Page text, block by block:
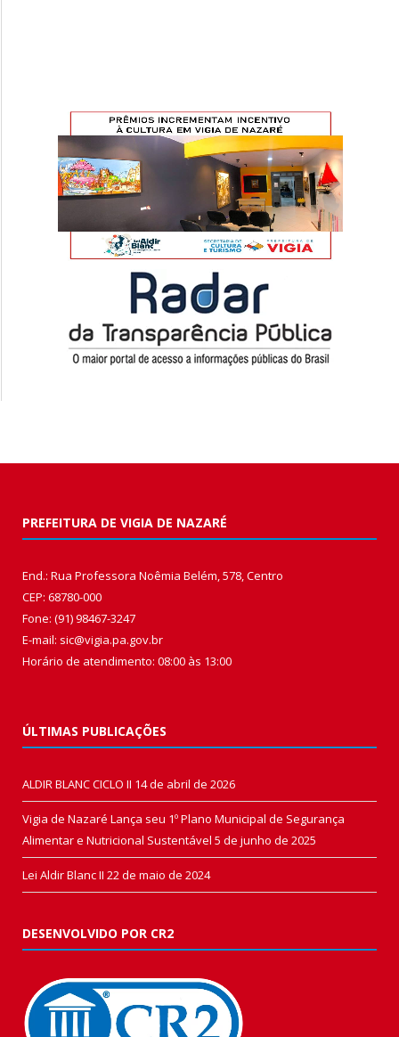
PREFEITURA DE VIGIA DE NAZARÉ
End.: Rua Professora Noêmia Belém, 578, Centro
CEP: 68780-000
Fone: (91) 98467-3247
E-mail: sic@vigia.pa.gov.br
Horário de atendimento: 08:00 às 13:00
ÚLTIMAS PUBLICAÇÕES
ALDIR BLANC CICLO II 14 de abril de 2026
Vigia de Nazaré Lança seu 1º Plano Municipal de Segurança
Alimentar e Nutricional Sustentável 5 de junho de 2025
Lei Aldir Blanc II 22 de maio de 2024
DESENVOLVIDO POR CR2